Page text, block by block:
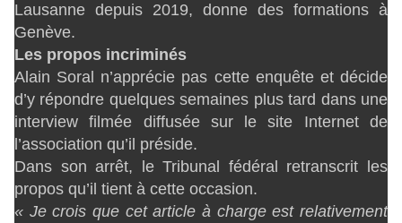
Lausanne depuis 2019, donne des formations à
Genève.
Les propos incriminés
Alain Soral n’apprécie pas cette enquête et décide
d’y répondre quelques semaines plus tard dans une
interview filmée diffusée sur le site Internet de
l’association qu’il préside.
Dans son arrêt, le Tribunal fédéral retranscrit les
propos qu’il tient à cette occasion.
« Je crois que cet article à charge est relativement